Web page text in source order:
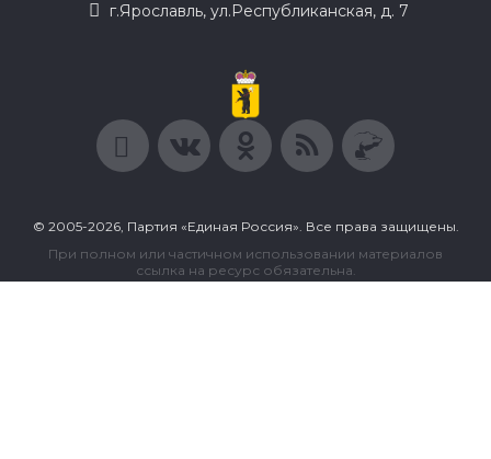
г.Ярославль, ул.Республиканская, д. 7
© 2005-2026, Партия «Единая Россия». Все права защищены.
При полном или частичном использовании материалов
ссылка на ресурс обязательна.